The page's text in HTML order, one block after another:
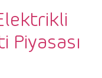
Piyasası